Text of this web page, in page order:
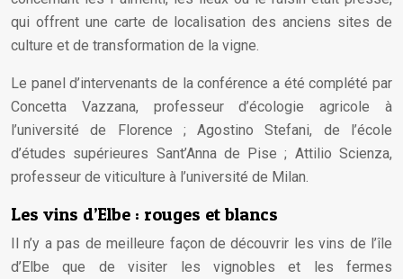
qui offrent une carte de localisation des anciens sites de
culture et de transformation de la vigne.
Le panel d’intervenants de la conférence a été complété par
Concetta Vazzana, professeur d’écologie agricole à
l’université de Florence ; Agostino Stefani, de l’école
d’études supérieures Sant’Anna de Pise ; Attilio Scienza,
professeur de viticulture à l’université de Milan.
Les vins d’Elbe : rouges et blancs
Il n’y a pas de meilleure façon de découvrir les vins de l’île
d’Elbe que de visiter les vignobles et les fermes